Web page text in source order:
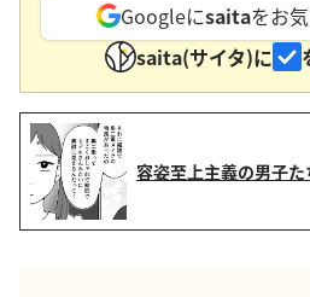
Googleにsaitaをお
saita(サイタ)に
容姿至上主義の男子